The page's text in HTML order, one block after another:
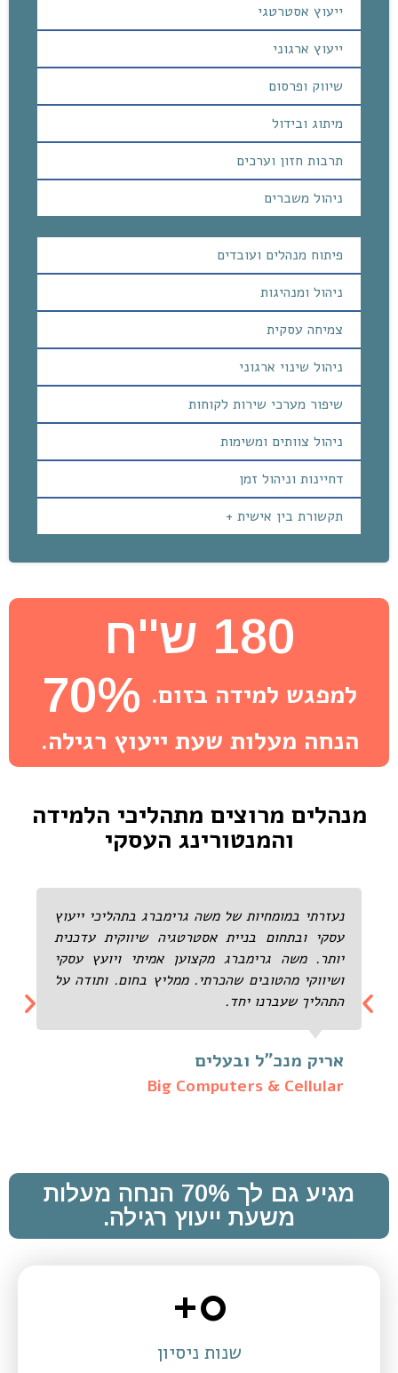
ייעוץ אסטרטגי
ייעוץ ארגוני
שיווק ופרסום
מיתוג ובידול
תרבות חזון וערכים
ניהול משברים
פיתוח מנהלים ועובדים
ניהול ומנהיגות
צמיחה עסקית
ניהול שינוי ארגוני
שיפור מערכי שירות לקוחות
ניהול צוותים ומשימות
דחיינות וניהול זמן
תקשורת בין אישית +
180 ש''ח
למפגש למידה בזום. 70%
הנחה מעלות שעת ייעוץ רגילה.
מנהלים מרוצים מתהליכי הלמידה
והמנטורינג העסקי
נעזרתי במומחיות של משה גרימברג בתהליכי ייעוץ
עסקי ובתחום בניית אסטרטגיה שיווקית עדכנית
יותר. משה גרימברג מקצוען אמיתי ויועץ עסקי
ושיווקי מהטובים שהכרתי. ממליץ בחום. ותודה על
התהליך שעברנו יחד.
אריק מנכ"ל ובעלים
Big Computers & Cellular
מגיע גם לך 70% הנחה מעלות
משעת ייעוץ רגילה.
שנות ניסיון
0
+